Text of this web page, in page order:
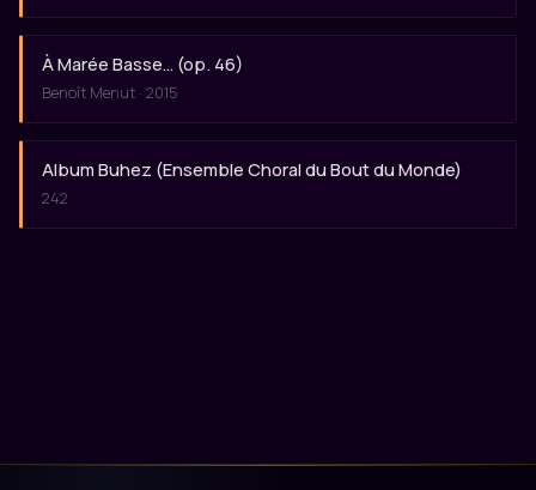
À Marée Basse… (op. 46)
Benoît Menut · 2015
Album Buhez (Ensemble Choral du Bout du Monde)
242